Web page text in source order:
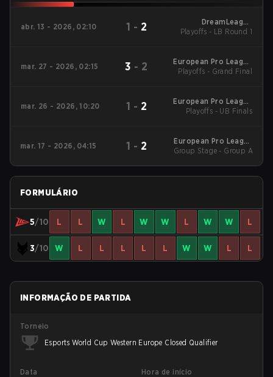
abr. 13 - 2026, 02:10 1 - 2
DreamLeague
Western Europe
Playoffs - LB Round 1
mar. 27 - 2026, 02:15 3 - 2
European Pro League
Season 35 2026
Playoffs - Grand Final
mar. 26 - 2026, 10:20 1 - 2
European Pro League
Season 35 2026
Playoffs - UB Finals
mar. 17 - 2026, 04:15 1 - 2
European Pro League
Season 35 2026
Group Stage - Group A
FORMULÁRIO
5/10 L L W L W W L W W L
3/10 W L L L L L W W L L
INFORMAÇÃO DE PARTIDA
Torneio
Esports World Cup Western Europe Closed Qualifier
Data
Hora de início